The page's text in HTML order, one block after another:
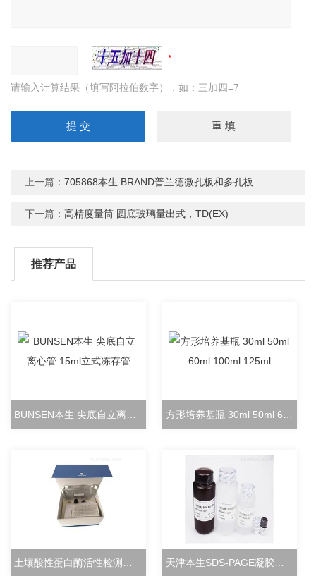
请输入计算结果（填写阿拉伯数字），如：三加四=7
上一篇：705868本生 BRAND普兰德微孔板和多孔板
下一篇：高精度量筒 圆底玻璃量出式，TD(EX)
推荐产品
天津本生SDS-PAGE凝胶快速配制试剂盒